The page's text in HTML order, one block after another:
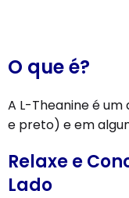
O que é?
A L-Theanine é
e preto) e em
Relaxe e
Lado